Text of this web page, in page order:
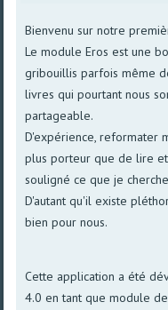
Bienvenu sur notre
Le module Eros est une
gribouillis parfois même
livres qui pourtant nous
partageable.
D'expérience, reformater
plus porteur que de lire
souligné ce que je
D'autant qu'il existe
bien pour nous.
Cette application a été
4.0 en tant que module